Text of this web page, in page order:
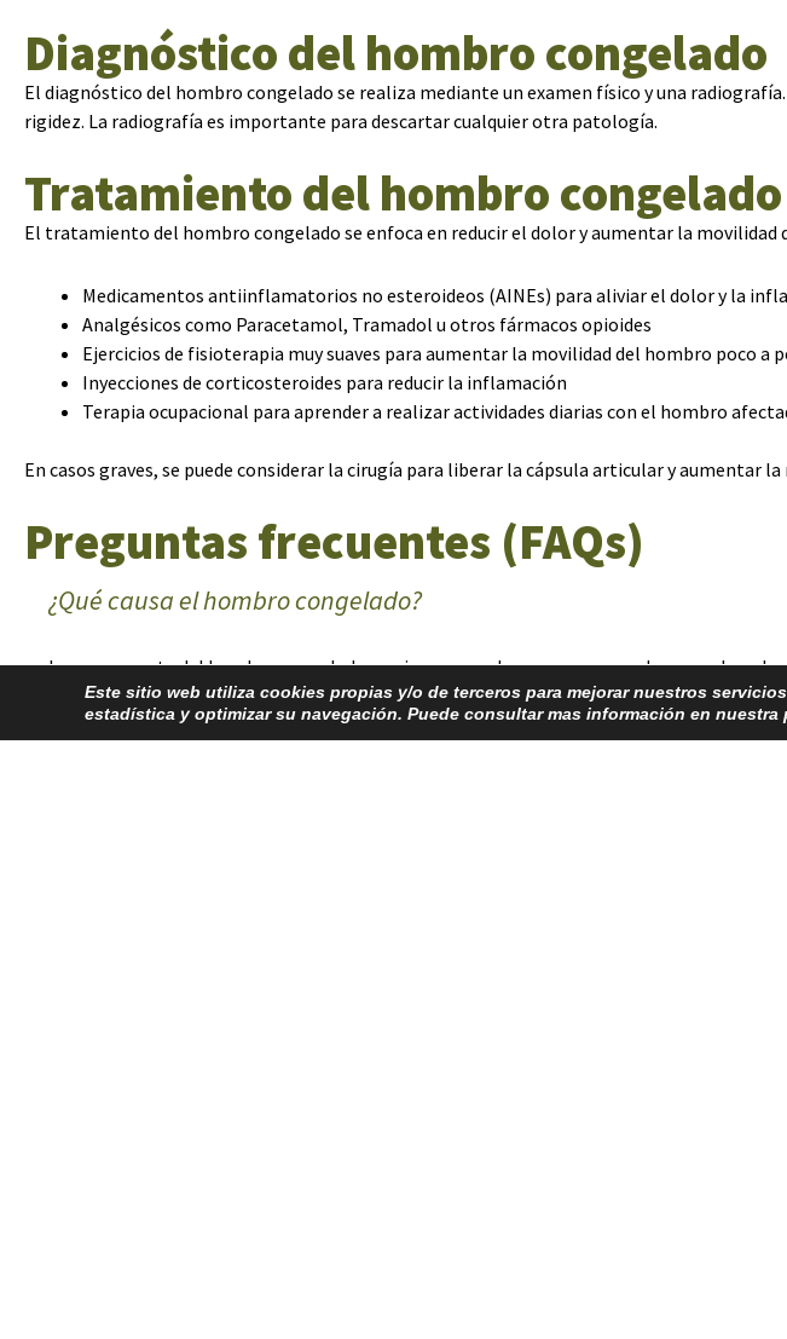
Diagnóstico del hombro congelado
El diagnóstico del hombro congelado se realiza mediante un examen físico y una
rigidez. La radiografía es importante para descartar cualquier otra patología.
Tratamiento del hombro congelado
El tratamiento del hombro congelado se enfoca en reducir el dolor y aumentar la
Medicamentos antiinflamatorios no esteroideos (AINEs) para aliviar el dolor y la
Analgésicos como Paracetamol, Tramadol u otros fármacos opioides
Ejercicios de fisioterapia muy suaves para aumentar la movilidad del hombro poco a
Inyecciones de corticosteroides para reducir la inflamación
Terapia ocupacional para aprender a realizar actividades diarias con el hombro
En casos graves, se puede considerar la cirugía para liberar la cápsula articular y aumentar
Preguntas frecuentes (FAQs)
¿Qué causa el hombro congelado?
La causa exacta del hombro congelado no siempre es clara, pero a menudo se produce
como la diabetes y el hipotiroidismo.
Este sitio web utiliza cookies propias y/o de terceros para mejorar nuestros
estadística y optimizar su navegación. Puede consultar mas información en nuestra